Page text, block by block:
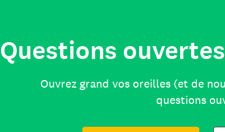
Questions
Ouvrez grand vos oreilles (et de
questions